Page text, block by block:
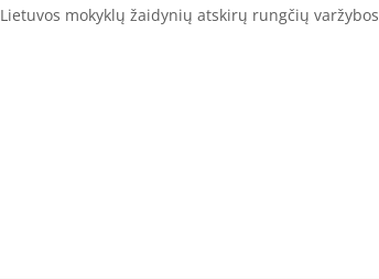
Lietuvos mokyklų žaidynių atskirų rungčių varžybos